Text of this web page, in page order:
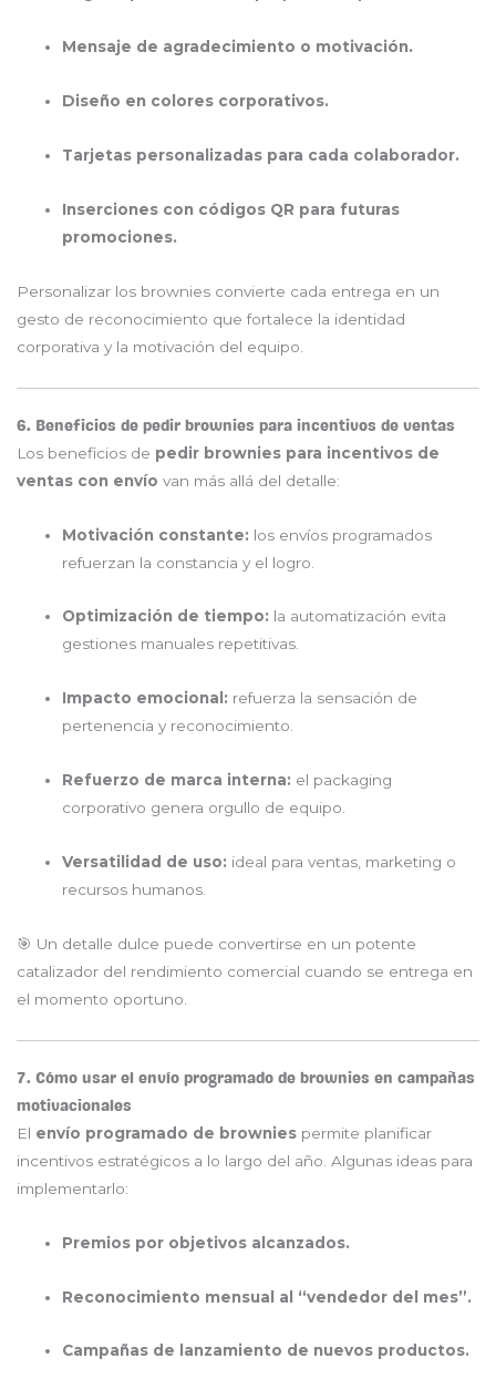
Mensaje de agradecimiento o motivación.
Diseño en colores corporativos.
Tarjetas personalizadas para cada colaborador.
Inserciones con códigos QR para futuras
promociones.
Personalizar los brownies convierte cada entrega en un
gesto de reconocimiento que fortalece la identidad
corporativa y la motivación del equipo.
6. Beneficios de pedir brownies para incentivos de ventas
Los beneficios de pedir brownies para incentivos de
ventas con envío van más allá del detalle:
Motivación constante: los envíos programados
refuerzan la constancia y el logro.
Optimización de tiempo: la automatización evita
gestiones manuales repetitivas.
Impacto emocional: refuerza la sensación de
pertenencia y reconocimiento.
Refuerzo de marca interna: el packaging
corporativo genera orgullo de equipo.
Versatilidad de uso: ideal para ventas, marketing o
recursos humanos.
🎯 Un detalle dulce puede convertirse en un potente
catalizador del rendimiento comercial cuando se entrega en
el momento oportuno.
7. Cómo usar el envío programado de brownies en campañas
motivacionales
El envío programado de brownies permite planificar
incentivos estratégicos a lo largo del año. Algunas ideas para
implementarlo:
Premios por objetivos alcanzados.
Reconocimiento mensual al “vendedor del mes”.
Campañas de lanzamiento de nuevos productos.